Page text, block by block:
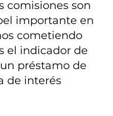
comisiones son
importante en
cometiendo
el indicador de
préstamo de
de interés